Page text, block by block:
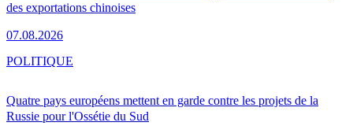
des exportations chinoises
07.08.2026
Quatre pays européens mettent en garde contre les projets de la
Russie pour l'Ossétie du Sud
POLITIQUE